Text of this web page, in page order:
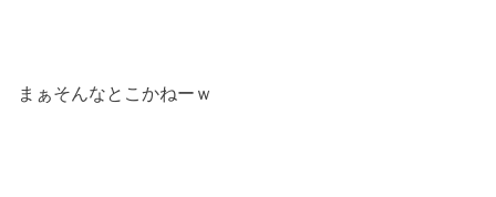
まぁそんなとこかねーｗ